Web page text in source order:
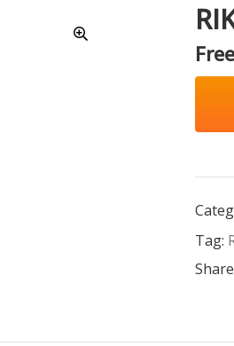
Free
Tag: